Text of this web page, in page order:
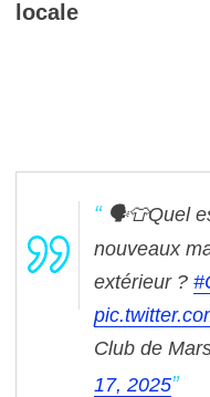
locale
🗣️👕Quel
nouveaux
extérieur ?
Club de
17, 2025